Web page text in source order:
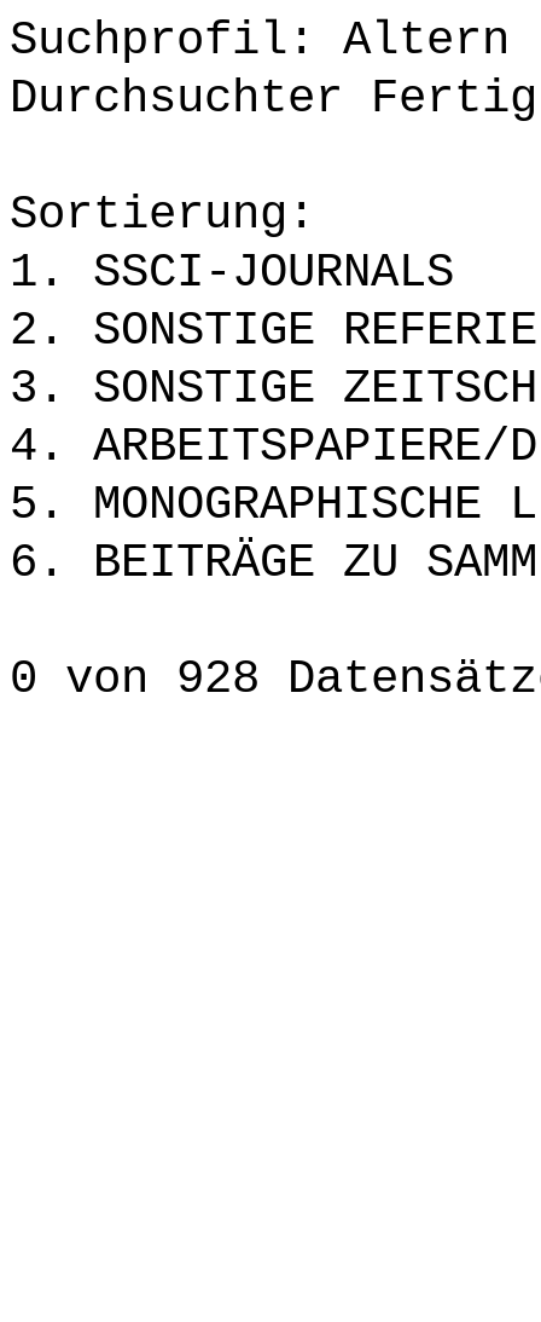
Suchprofil: Altern
Durchsuchter
Sortierung:
1. SSCI-JOURNALS
2. SONSTIGE
3. SONSTIGE
4. ARBEITSPAPIERE/
5. MONOGRAPHISCHE
6. BEITRÄGE ZU
0 von 928